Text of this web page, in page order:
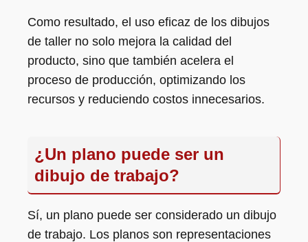
Como resultado, el uso eficaz de los dibujos
de taller no solo mejora la calidad del
producto, sino que también acelera el
proceso de producción, optimizando los
recursos y reduciendo costos innecesarios.
¿Un plano puede ser un
dibujo de trabajo?
Sí, un plano puede ser considerado un dibujo
de trabajo. Los planos son representaciones